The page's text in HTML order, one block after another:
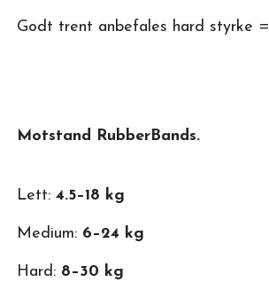
Godt trent anbefales hard styrke =
Motstand RubberBands.
Lett: 4.5–18 kg
Medium: 6–24 kg
Hard: 8–30 kg